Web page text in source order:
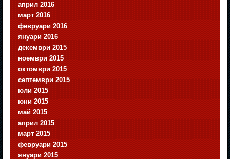
април 2016
март 2016
февруари 2016
януари 2016
декември 2015
ноември 2015
октомври 2015
септември 2015
юли 2015
юни 2015
май 2015
април 2015
март 2015
февруари 2015
януари 2015